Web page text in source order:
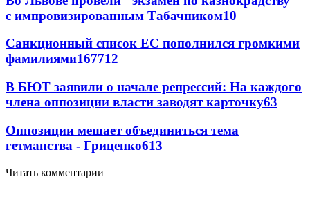
с импровизированным Табачником10
Санкционный список ЕС пополнился громкими
фамилиями167712
В БЮТ заявили о начале репрессий: На каждого
члена оппозиции власти заводят карточку63
Оппозиции мешает объединиться тема
гетманства - Гриценко613
Читать комментарии